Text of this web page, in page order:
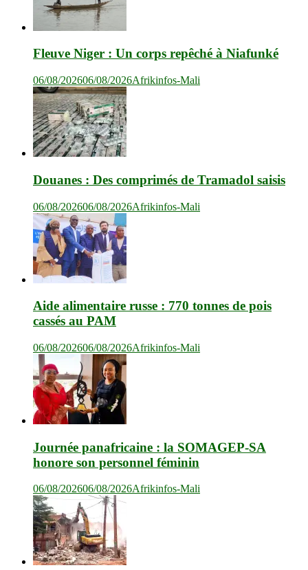
Fleuve Niger : Un corps repêché à Niafunké
06/08/202606/08/2026Afrikinfos-Mali
Douanes : Des comprimés de Tramadol saisis
06/08/202606/08/2026Afrikinfos-Mali
Aide alimentaire russe : 770 tonnes de pois
cassés au PAM
06/08/202606/08/2026Afrikinfos-Mali
Journée panafricaine : la SOMAGEP-SA
honore son personnel féminin
06/08/202606/08/2026Afrikinfos-Mali